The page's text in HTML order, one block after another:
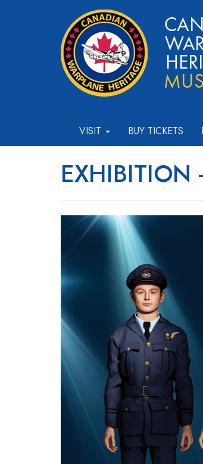
VISIT BUY TICKETS
EXHIBITION